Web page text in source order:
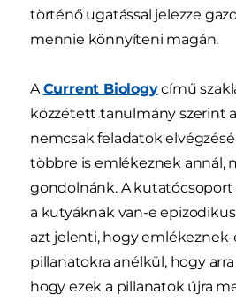
történő ugatással jelezze
mennie könnyíteni magán.
ACurrent Biologycímű
közzétett tanulmány szerint
nemcsak feladatok
többre is emlékeznek annál,
gondolnánk. A kutatócsoport
a kutyáknak van-e
azt jelenti, hogy
pillanatokra anélkül, hogy
hogy ezek a pillanatok újra